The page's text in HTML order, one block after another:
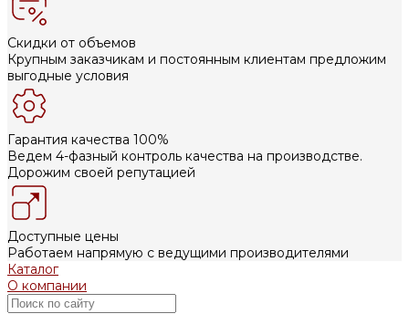
Скидки от объемов
Крупным заказчикам и постоянным клиентам предложим
выгодные условия
Гарантия качества 100%
Ведем 4-фазный контроль качества на производстве.
Дорожим своей репутацией
Доступные цены
Работаем напрямую с ведущими производителями
Каталог
О компании